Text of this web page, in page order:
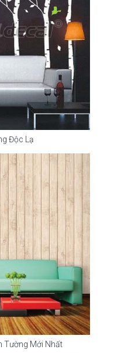
Độc Lạ
Tường Mới Nhất